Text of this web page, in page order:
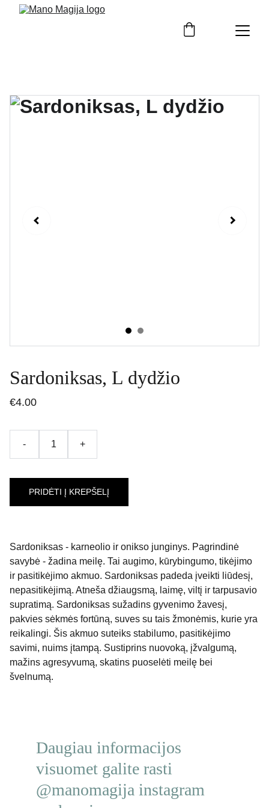
Sardoniksas, L dydžio
€4.00
- +
PRIDĖTI Į KREPŠELĮ
Sardoniksas - karneolio ir onikso junginys. Pagrindinė
savybė - žadina meilę. Tai augimo, kūrybingumo, tikėjimo
ir pasitikėjimo akmuo. Sardoniksas padeda įveikti liūdesį,
nepasitikėjimą. Atneša džiaugsmą, laimę, viltį ir tarpusavio
supratimą. Sardoniksas sužadins gyvenimo žavesį,
pakvies sėkmės fortūną, suves su tais žmonėmis, kurie yra
reikalingi. Šis akmuo suteiks stabilumo, pasitikėjimo
savimi, nuims įtampą. Sustiprins nuovoką, įžvalgumą,
mažins agresyvumą, skatins puoselėti meilę bei
švelnumą.
Daugiau informacijos
visuomet galite rasti
@manomagija instagram